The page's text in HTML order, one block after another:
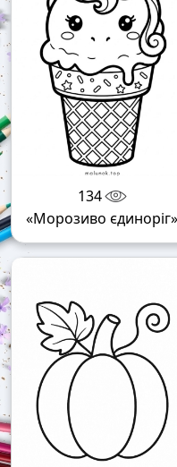
134
«Морозиво єдиноріг»